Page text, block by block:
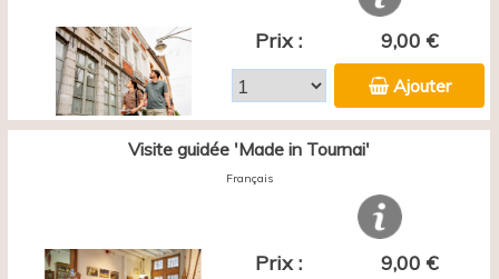
Prix : 9,00 €
Ajouter
Visite guidée 'Made in Tournai'
Français
Prix : 9,00 €